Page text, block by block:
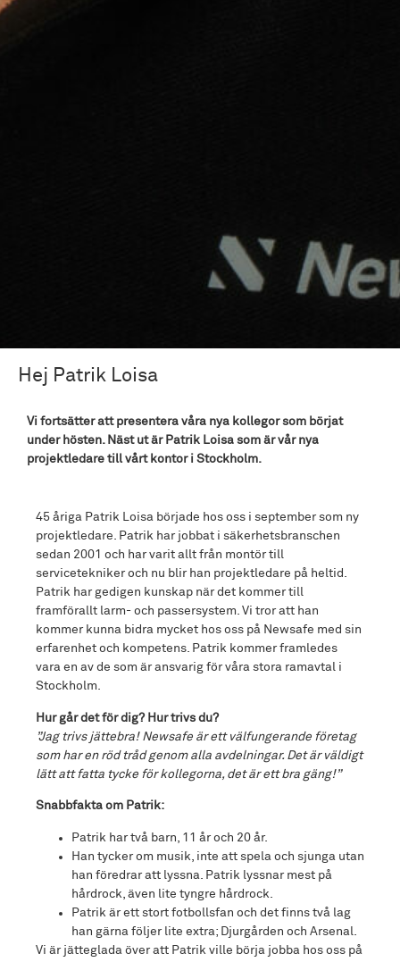
Hej Patrik Loisa
Vi fortsätter att presentera våra nya kollegor som börjat
under hösten. Näst ut är Patrik Loisa som är vår nya
projektledare till vårt kontor i Stockholm.
45 åriga Patrik Loisa började hos oss i september som ny
projektledare. Patrik har jobbat i säkerhetsbranschen
sedan 2001 och har varit allt från montör till
servicetekniker och nu blir han projektledare på heltid.
Patrik har gedigen kunskap när det kommer till
framförallt larm- och passersystem. Vi tror att han
kommer kunna bidra mycket hos oss på Newsafe med sin
erfarenhet och kompetens. Patrik kommer framledes
vara en av de som är ansvarig för våra stora ramavtal i
Stockholm.
Hur går det för dig? Hur trivs du?
”Jag trivs jättebra! Newsafe är ett välfungerande företag
som har en röd tråd genom alla avdelningar. Det är väldigt
lätt att fatta tycke för kollegorna, det är ett bra gäng!”
Snabbfakta om Patrik:
Patrik har två barn, 11 år och 20 år.
Han tycker om musik, inte att spela och sjunga utan
han föredrar att lyssna. Patrik lyssnar mest på
hårdrock, även lite tyngre hårdrock.
Patrik är ett stort fotbollsfan och det finns två lag
han gärna följer lite extra; Djurgården och Arsenal.
Vi är jätteglada över att Patrik ville börja jobba hos oss på